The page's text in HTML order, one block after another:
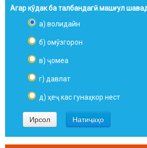
Агар кӯдак ба талбандагӣ машғул
а) волидайн
б) омӯзгорон
в) ҷомеа
г) давлат
д) ҳеҷ кас гунаҳкор нест